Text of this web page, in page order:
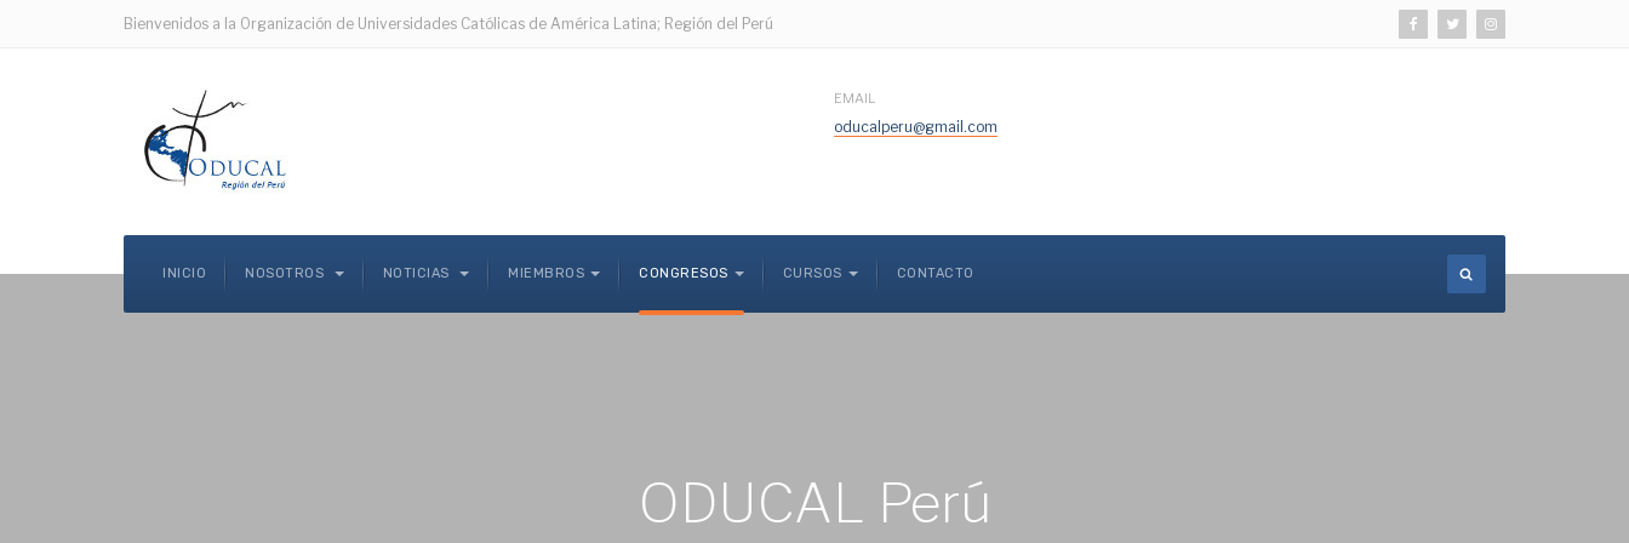
Bienvenidos a la Organización de Universidades Católicas de América Latina; Región del Perú
EMAIL
oducalperu@gmail.com
INICIO NOSOTROS NOTICIAS MIEMBROS CONGRESOS CURSOS CONTACTO
ODUCAL Perú